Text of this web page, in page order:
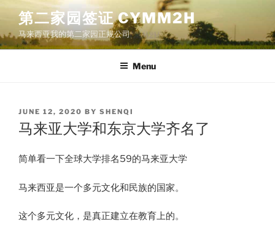
Skip
content
第二家园签证 CYMM2H
马来西亚我的第二家园正规公司
Menu
POSTED
ON
JUNE 12, 2020 BY SHENQI
马来亚大学和东京大学齐名了
简单看一下全球大学排名59的马来亚大学
马来西亚是一个多元文化和民族的国家。
这个多元文化，是真正建立在教育上的。